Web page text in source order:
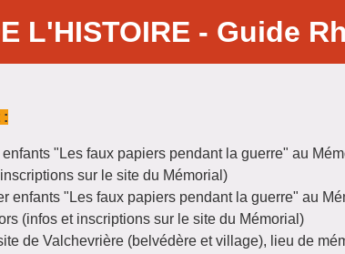
L'HISTOIRE - Guide
:
"Les faux papiers pendant la guerre" au
sur le site du Mémorial)
enfants "Les faux papiers pendant la guerre" au
(infos et inscriptions sur le site du Mémorial)
de Valchevrière (belvédère et village), lieu de